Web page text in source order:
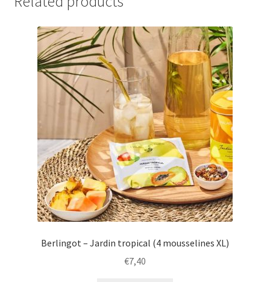
Berlingot – Jardin tropical (4 mousselines XL)
€7,40